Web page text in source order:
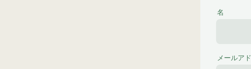
名
メールア